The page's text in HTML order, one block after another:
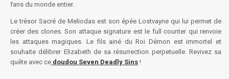
fans du monde entier.
Le trésor Sacré de Meliodas est son épée Lostvayne qui lui permet de
créer des clones. Son attaque signature est le full counter qui renvoie
les attaques magiques. Le fils ainé du Roi Démon est immortel et
souhaite délibrer Elizabeth de sa résurrection perpetuelle. Revivez sa
quête avec ce doudou Seven Deadly Sins !